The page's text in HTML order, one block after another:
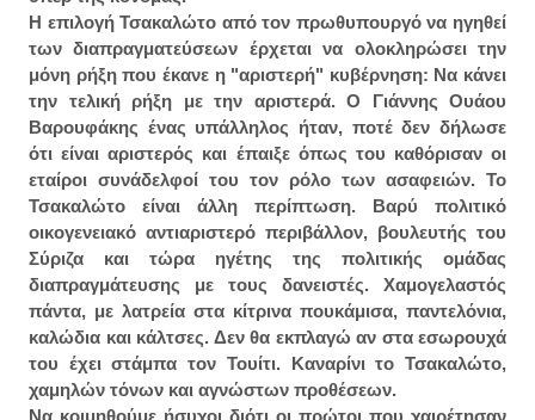
Η επιλογή Τσακαλώτο από τον πρωθυπουργό να ηγηθεί
των διαπραγματεύσεων έρχεται να ολοκληρώσει την
μόνη ρήξη που έκανε η "αριστερή" κυβέρνηση: Να κάνει
την τελική ρήξη με την αριστερά. Ο Γιάννης Ουάου
Βαρουφάκης ένας υπάλληλος ήταν, ποτέ δεν δήλωσε
ότι είναι αριστερός και έπαιξε όπως του καθόρισαν οι
εταίροι συνάδελφοί του τον ρόλο των ασαφειών. Το
Τσακαλώτο είναι άλλη περίπτωση. Βαρύ πολιτικό
οικογενειακό αντιαριστερό περιβάλλον, βουλευτής του
Σύριζα και τώρα ηγέτης της πολιτικής ομάδας
διαπραγμάτευσης με τους δανειστές. Χαμογελαστός
πάντα, με λατρεία στα κίτρινα πουκάμισα, παντελόνια,
καλώδια και κάλτσες. Δεν θα εκπλαγώ αν στα εσωρουχά
του έχει στάμπα τον Τουίτι. Καναρίνι το Τσακαλώτο,
χαμηλών τόνων και αγνώστων προθέσεων.
Να κοιμηθούμε ήσυχοι διότι οι πρώτοι που χαιρέτησαν